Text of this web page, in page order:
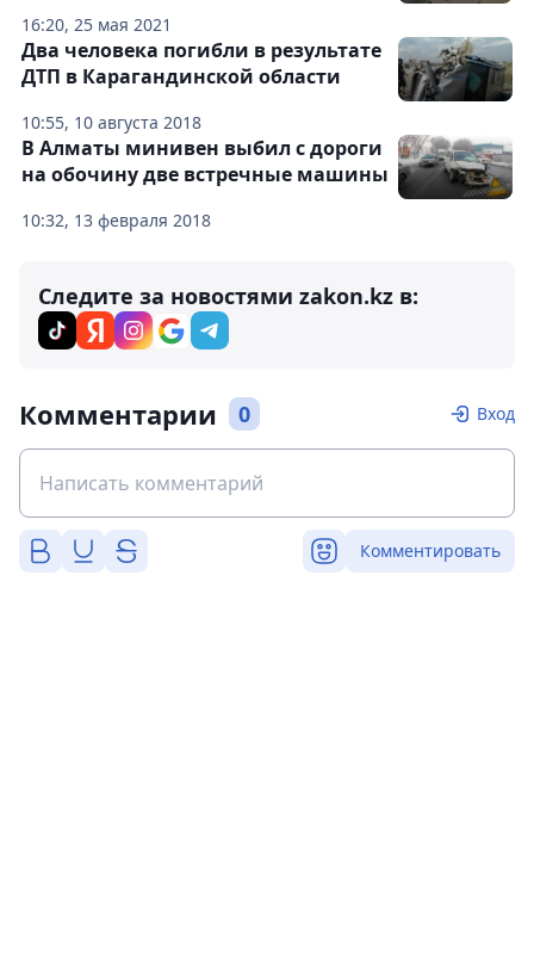
16:20, 25 мая 2021
10:55, 10 августа 2018
Два человека погибли в результате
ДТП в Карагандинской области
10:32, 13 февраля 2018
В Алматы минивен выбил с дороги
на обочину две встречные машины
Следите за новостями zakon.kz в:
Комментарии 0 Вход
Комментировать